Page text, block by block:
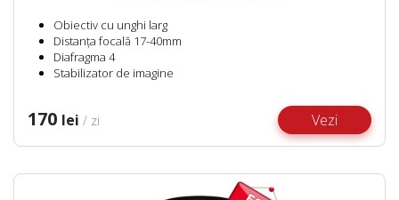
Obiectiv cu unghi larg
Distanța focală 17-40mm
Diafragma 4
Stabilizator de imagine
170 lei / zi Vezi